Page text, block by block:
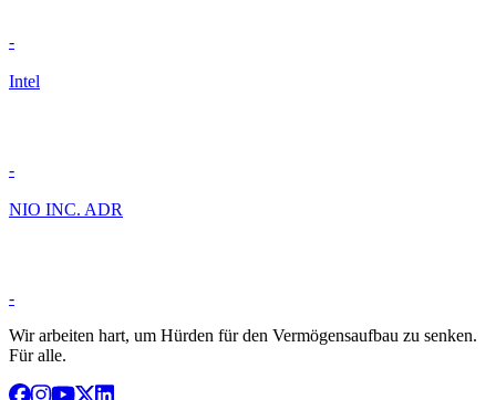
-
Intel
-
NIO INC. ADR
-
Wir arbeiten hart, um Hürden für den Vermögensaufbau zu senken.
Für alle.